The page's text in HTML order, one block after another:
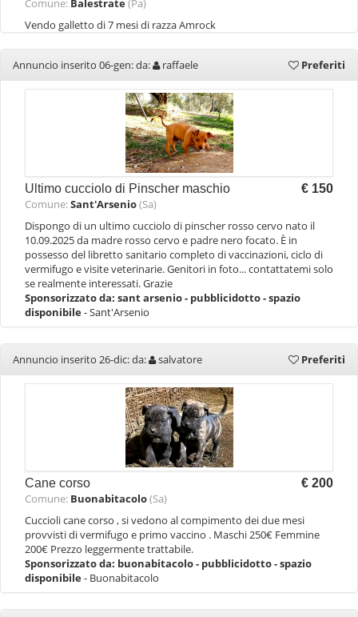
Comune: Balestrate(Pa)
Vendo galletto di 7 mesi di razza Amrock
Annuncio inserito 06-gen: da: raffaele Preferiti
Ultimo cucciolo di Pinscher maschio € 150
Comune:Sant'Arsenio(Sa)
Dispongo di un ultimo cucciolo di pinscher rosso cervo nato il
10.09.2025 da madre rosso cervo e padre nero focato. È in
possesso del libretto sanitario completo di vaccinazioni, ciclo di
vermifugo e visite veterinarie. Genitori in foto... contattatemi solo
se realmente interessati. Grazie
Sponsorizzato da: sant arsenio - pubblicidotto - spazio
disponibile- Sant'Arsenio
Annuncio inserito 26-dic: da: salvatore Preferiti
Cane corso € 200
Comune: Buonabitacolo(Sa)
Cuccioli cane corso , si vedono al compimento dei due mesi
provvisti di vermifugo e primo vaccino . Maschi 250€ Femmine
200€ Prezzo leggermente trattabile.
Sponsorizzato da: buonabitacolo - pubblicidotto - spazio
disponibile- Buonabitacolo